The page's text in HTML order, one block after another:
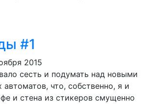
#1
2015
сесть и подумать над новыми
что, собственно, я и
и стена из стикеров смущенно